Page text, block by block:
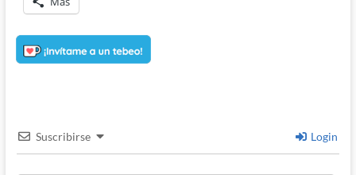
Suscribirse Login